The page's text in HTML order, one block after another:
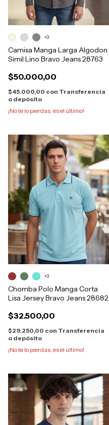
Camisa Manga Larga Algodon
Simil Lino Bravo Jeans 28763
$50.000,00
$45.000,00 con Transferencia
o depósito
¡No te lo pierdas, es el último!
+3
Chomba Polo Manga Corta
Lisa Jersey Bravo Jeans 28682
$32.500,00
$29.250,00 con Transferencia
o depósito
¡No te lo pierdas, es el último!
+3